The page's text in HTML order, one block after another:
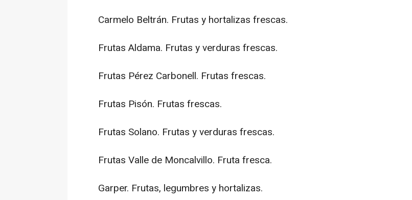
Carmelo Beltrán. Frutas y hortalizas frescas.
Frutas Aldama. Frutas y verduras frescas.
Frutas Pérez Carbonell. Frutas frescas.
Frutas Pisón. Frutas frescas.
Frutas Solano. Frutas y verduras frescas.
Frutas Valle de Moncalvillo. Fruta fresca.
Garper. Frutas, legumbres y hortalizas.